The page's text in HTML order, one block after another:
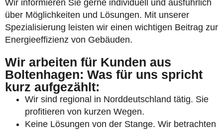
Wir informieren Sie gerne individuell und ausführlich
über Möglichkeiten und Lösungen. Mit unserer
Spezialisierung leisten wir einen wichtigen Beitrag zur
Energieeffizienz von Gebäuden.
Wir arbeiten für Kunden aus
Boltenhagen: Was für uns spricht
kurz aufgezählt:
Wir sind regional in Norddeutschland tätig. Sie
profitieren von kurzen Wegen.
Keine Lösungen von der Stange. Wir betrachten